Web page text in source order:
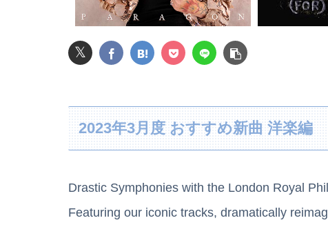
【悲報】 恐竜さん、「１億７千万年」かけて「
【画像】女子中学生にがっつり性教育した結果ｗｗ
世界初の超伝導量子熱機関…燃料もピストンもない
𝕏
2023年3月度 おすすめ新曲 洋楽
Drastic Symphonies with the London Royal
Featuring our iconic tracks, dramatically